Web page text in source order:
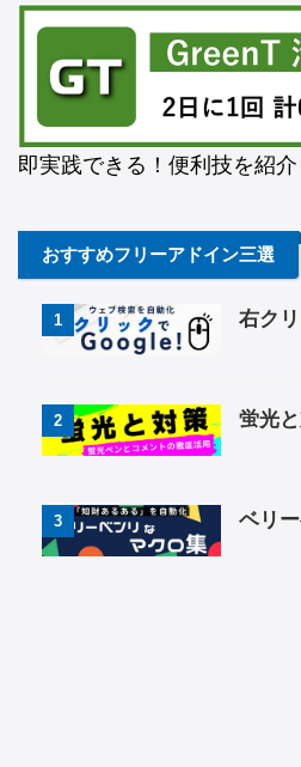
即実践できる！便利技を紹
おすすめフリーアドイン三選
1 右ク
2 蛍光
3 ベリ